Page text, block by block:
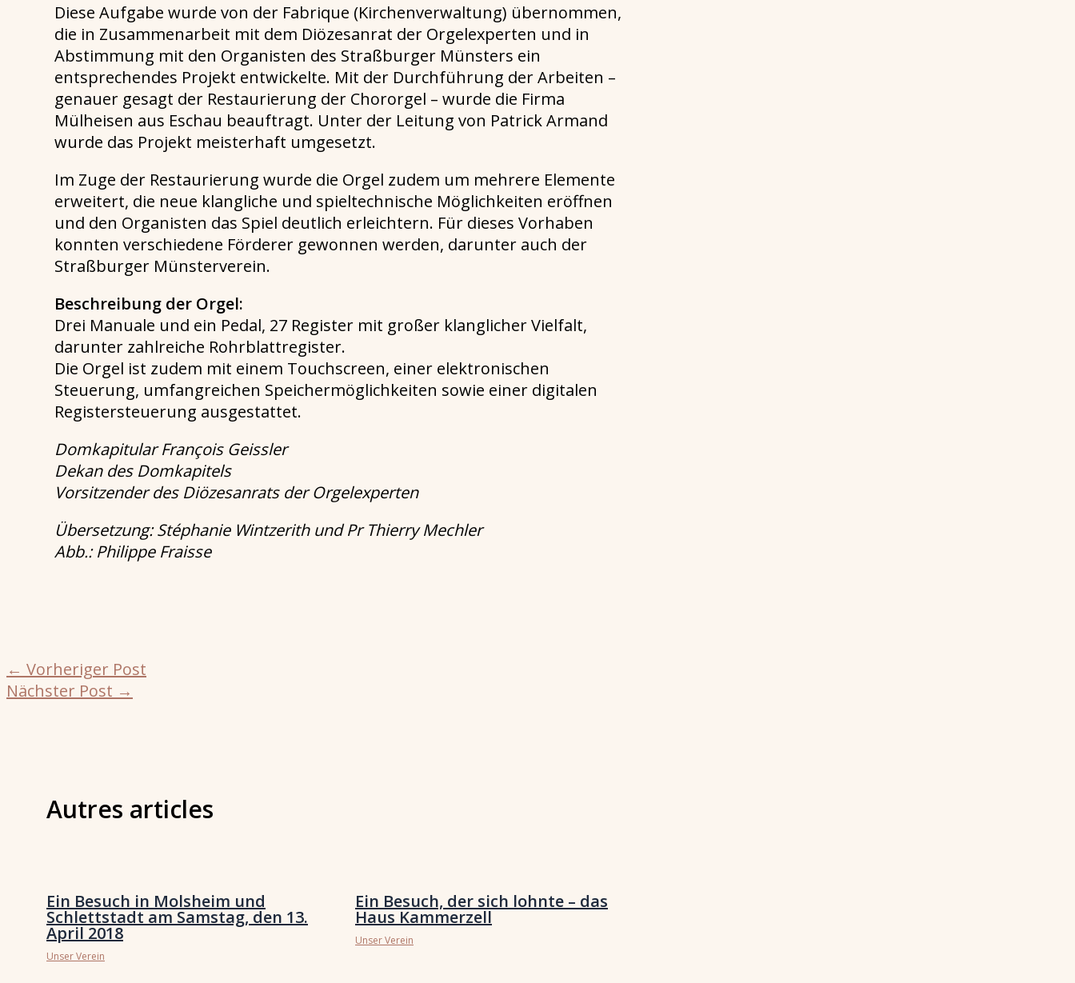
Diese Aufgabe wurde von der Fabrique (Kirchenverwaltung) übernommen,
die in Zusammenarbeit mit dem Diözesanrat der Orgelexperten und in
Abstimmung mit den Organisten des Straßburger Münsters ein
entsprechendes Projekt entwickelte. Mit der Durchführung der Arbeiten –
genauer gesagt der Restaurierung der Chororgel – wurde die Firma
Mülheisen aus Eschau beauftragt. Unter der Leitung von Patrick Armand
wurde das Projekt meisterhaft umgesetzt.
Im Zuge der Restaurierung wurde die Orgel zudem um mehrere Elemente
erweitert, die neue klangliche und spieltechnische Möglichkeiten eröffnen
und den Organisten das Spiel deutlich erleichtern. Für dieses Vorhaben
konnten verschiedene Förderer gewonnen werden, darunter auch der
Straßburger Münsterverein.
Beschreibung der Orgel:
Drei Manuale und ein Pedal, 27 Register mit großer klanglicher Vielfalt,
darunter zahlreiche Rohrblattregister.
Die Orgel ist zudem mit einem Touchscreen, einer elektronischen
Steuerung, umfangreichen Speichermöglichkeiten sowie einer digitalen
Registersteuerung ausgestattet.
Domkapitular François Geissler
Dekan des Domkapitels
Vorsitzender des Diözesanrats der Orgelexperten
Übersetzung: Stéphanie Wintzerith und Pr Thierry Mechler
Abb.: Philippe Fraisse
← Vorheriger Post
Nächster Post →
Autres articles
Ein Besuch in Molsheim und
Schlettstadt am Samstag, den 13.
April 2018
Unser Verein
Ein Besuch, der sich lohnte – das
Haus Kammerzell
Unser Verein